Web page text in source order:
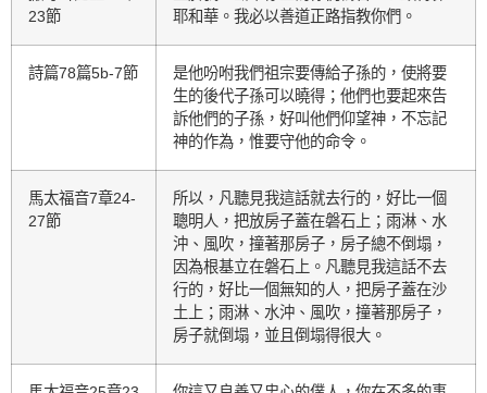
23節
耶和華。我必以善道正路指教你們。
詩篇78篇5b-7節
是他吩咐我們祖宗要傳給子孫的，使將要
生的後代子孫可以曉得；他們也要起來告
訴他們的子孫，好叫他們仰望神，不忘記
神的作為，惟要守他的命令。
馬太福音7章24-
27節
所以，凡聽見我這話就去行的，好比一個
聰明人，把放房子蓋在磐石上；雨淋、水
沖、風吹，撞著那房子，房子總不倒塌，
因為根基立在磐石上。凡聽見我這話不去
行的，好比一個無知的人，把房子蓋在沙
土上；雨淋、水沖、風吹，撞著那房子，
房子就倒塌，並且倒塌得很大。